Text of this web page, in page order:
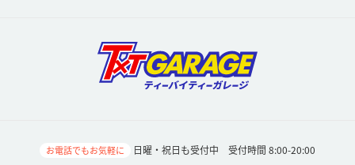
お電話でもお気軽に 日曜・祝日も受付中 受付時間 8:00-20:00